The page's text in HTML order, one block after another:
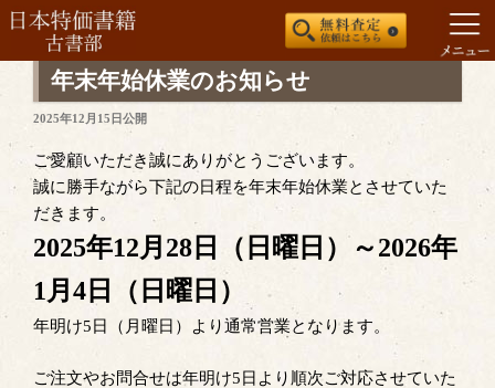
プ
年末年始休業のお知らせ
投
日:
2025年12月15日公開
ご愛顧いただき誠にありがとうございます。
誠に勝手ながら下記の日程を年末年始休業とさせていた
だきます。
2025年12月28日（日曜日）～2026年
1月4日（日曜日）
年明け5日（月曜日）より通常営業となります。
ご注文やお問合せは年明け5日より順次ご対応させていた